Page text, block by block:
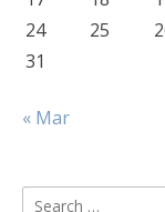
24
25
31
« Mar
Search